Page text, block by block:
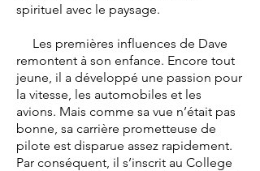
spirituel avec le paysage.
Les premières influences de Dave
remontent à son enfance. Encore tout
jeune, il a développé une passion pour
la vitesse, les automobiles et les
avions. Mais comme sa vue n’était pas
bonne, sa carrière prometteuse de
pilote est disparue assez rapidement.
Par conséquent, il s’inscrit au College